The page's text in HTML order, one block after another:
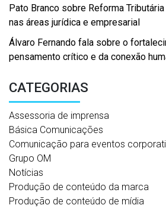
Pato Branco sobre Reforma
nas áreas jurídica e empresarial
Álvaro Fernando fala sobre o
pensamento crítico e da conexão
CATEGORIAS
Assessoria de imprensa
Básica Comunicações
Comunicação para eventos
Grupo OM
Notícias
Produção de conteúdo da marca
Produção de conteúdo de mídia